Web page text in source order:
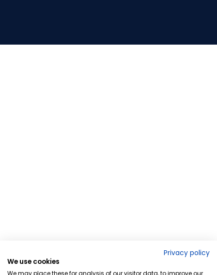
Privacy policy
We use cookies
We may place these for analysis of our visitor data, to improve our